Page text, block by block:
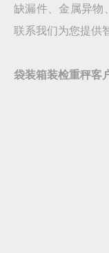
缺漏件、金属异物
联系我们为您提供
袋装箱装检重秤客